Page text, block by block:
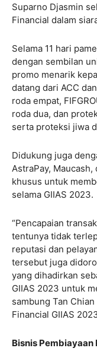
Suparno Djasmin
Financial dalam
Selama 11 hari
dengan sembilan
promo menarik
datang dari ACC
roda empat,
roda dua, dan
serta proteksi jiwa
Didukung juga
AstraPay,
khusus untuk
selama GIIAS 2023.
“Pencapaian
tentunya tidak
reputasi dan
tersebut juga
yang dihadirkan
GIIAS 2023 untuk
sambung Tan
Financial GIIAS
Bisnis Pembiayaan